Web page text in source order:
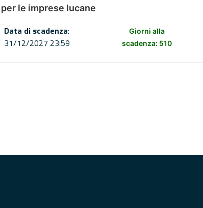
le imprese lucane
Data di scadenza:
31/12/2027 23:59
Giorni alla
scadenza: 510